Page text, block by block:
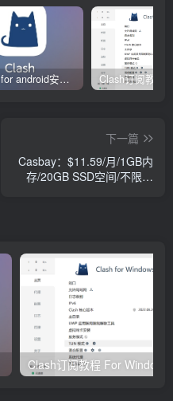
Clash for android安卓客户端保姆级新手使用教程
下一篇
Casbay：$11.59/月/1GB内
存/20GB SSD空间/不限流